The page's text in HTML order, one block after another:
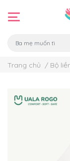
Trang chủ / Bộ